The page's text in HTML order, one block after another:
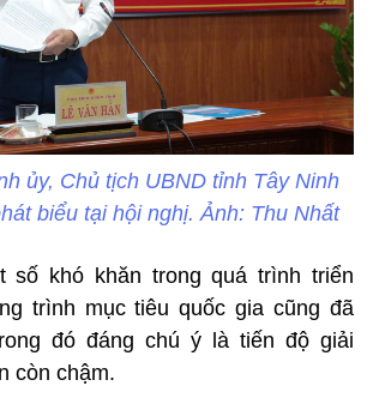
ủy, Chủ tịch UBND tỉnh Tây Ninh
biểu tại hội nghị. Ảnh: Thu Nhất
số khó khăn trong quá trình triển
trình mục tiêu quốc gia cũng đã
đó đáng chú ý là tiến độ giải
còn chậm.